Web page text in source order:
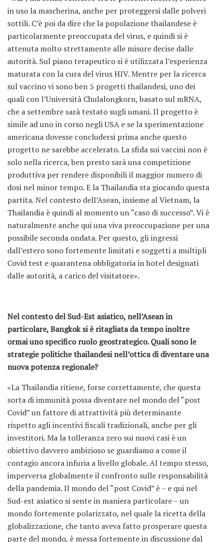
in uso la mascherina, anche per proteggersi dalle polveri
sottili. C’è poi da dire che la popolazione thailandese è
particolarmente preoccupata del virus, e quindi si è
attenuta molto strettamente alle misure decise dalle
autorità. Sul piano terapeutico si è utilizzata l’esperienza
maturata con la cura del virus HIV. Mentre per la ricerca
sul vaccino vi sono ben 5 progetti thailandesi, uno dei
quali con l’Università Chulalongkorn, basato sul mRNA,
che a settembre sarà testato sugli umani. Il progetto è
simile ad uno in corso negli USA e se la sperimentazione
americana dovesse concludersi prima anche questo
progetto ne sarebbe accelerato. La sfida sui vaccini non è
solo nella ricerca, ben presto sarà una competizione
produttiva per rendere disponibili il maggior numero di
dosi nel minor tempo. E la Thailandia sta giocando questa
partita. Nel contesto dell’Asean, insieme al Vietnam, la
Thailandia è quindi al momento un “caso di successo”. Vi è
naturalmente anche qui una viva preoccupazione per una
possibile seconda ondata. Per questo, gli ingressi
dall’estero sono fortemente limitati e soggetti a multipli
Covid test e quarantena obbligatoria in hotel designati
dalle autorità, a carico del visitatore».
Nel contesto del Sud-Est asiatico, nell’Asean in
particolare, Bangkok si è ritagliata da tempo inoltre
ormai uno specifico ruolo geostrategico. Quali sono le
strategie politiche thailandesi nell’ottica di diventare una
nuova potenza regionale?
«La Thailandia ritiene, forse correttamente, che questa
sorta di immunità possa diventare nel mondo del “post
Covid” un fattore di attrattività più determinante
rispetto agli incentivi fiscali tradizionali, anche per gli
investitori. Ma la tolleranza zero sui nuovi casi è un
obiettivo davvero ambizioso se guardiamo a come il
contagio ancora infuria a livello globale. Al tempo stesso,
imperversa globalmente il confronto sulle responsabilità
della pandemia. Il mondo del “post Covid” è – e qui nel
Sud-est asiatico si sente in maniera particolare – un
mondo fortemente polarizzato, nel quale la ricetta della
globalizzazione, che tanto aveva fatto prosperare questa
parte del mondo, è messa fortemente in discussione dal